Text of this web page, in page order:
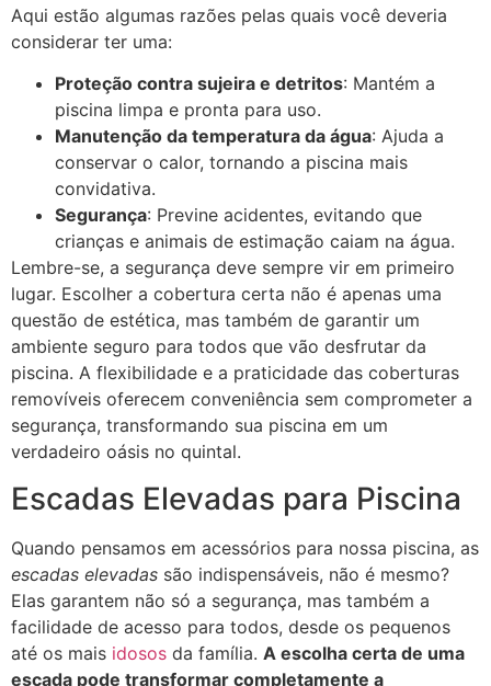
Aqui estão algumas razões pelas quais você deveria
considerar ter uma:
Proteção contra sujeira e detritos: Mantém a
piscina limpa e pronta para uso.
Manutenção da temperatura da água: Ajuda a
conservar o calor, tornando a piscina mais
convidativa.
Segurança: Previne acidentes, evitando que
crianças e animais de estimação caiam na água.
Lembre-se, a segurança deve sempre vir em primeiro
lugar. Escolher a cobertura certa não é apenas uma
questão de estética, mas também de garantir um
ambiente seguro para todos que vão desfrutar da
piscina. A flexibilidade e a praticidade das coberturas
removíveis oferecem conveniência sem comprometer a
segurança, transformando sua piscina em um
verdadeiro oásis no quintal.
Escadas Elevadas para Piscina
Quando pensamos em acessórios para nossa piscina, as
escadas elevadas são indispensáveis, não é mesmo?
Elas garantem não só a segurança, mas também a
facilidade de acesso para todos, desde os pequenos
até os mais idosos da família. A escolha certa de uma
escada pode transformar completamente a